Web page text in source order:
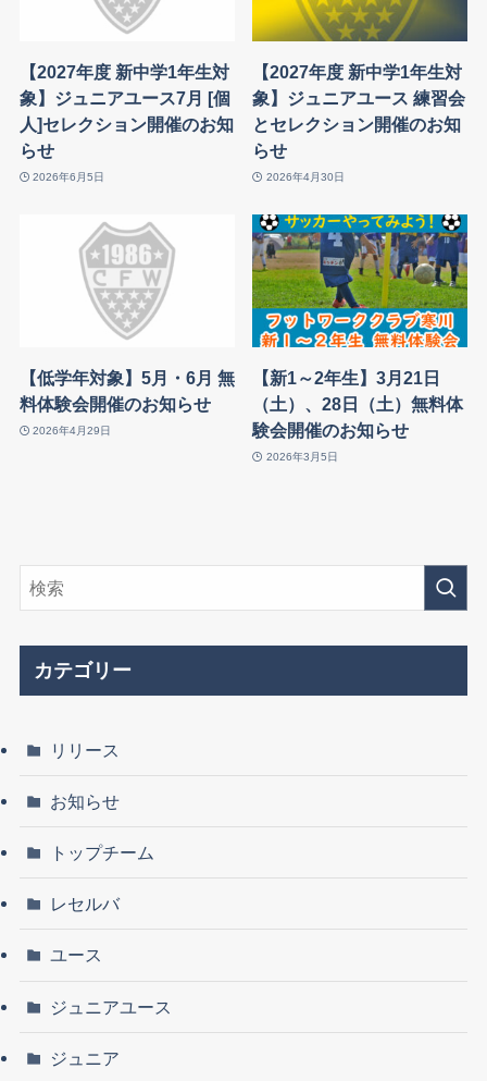
【2027年度 新中学1年生対
象】ジュニアユース7月 [個
人]セレクション開催のお知
らせ
2026年6月5日
【2027年度 新中学1年生対
象】ジュニアユース 練習会
とセレクション開催のお知
らせ
2026年4月30日
【低学年対象】5月・6月 無
料体験会開催のお知らせ
2026年4月29日
【新1～2年生】3月21日
（土）、28日（土）無料体
験会開催のお知らせ
2026年3月5日
カテゴリー
リリース
お知らせ
トップチーム
レセルバ
ユース
ジュニアユース
ジュニア